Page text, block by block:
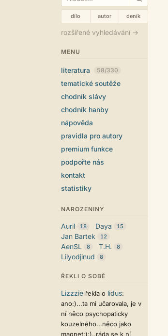
dílo autor deník
rozšířené vyhledávání →
MENU
literatura 58/330
tematické soutěže
chodník slávy
chodník hanby
nápověda
pravidla pro autory
premium funkce
podpořte nás
kontakt
statistiky
NAROZENINY
Auril 18 Daya 15
Jan Bartek 12
AenSL 8 T.H. 8
Lilyodjinud 8
ŘEKLI O SOBĚ
Lizzzie řekla o lidus:
ano:)...ta mi učarovala, je v
ní něco psychopaticky
kouzelného...něco jako
magnet:);)..ráda se k ní